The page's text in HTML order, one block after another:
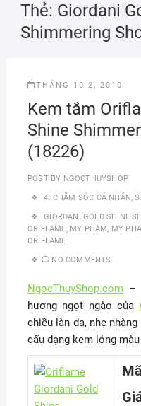
Thẻ: Giordani
Shimmering
THÁNG 10 2, 2010
Kem tắm
Shine
(18226)
POST BY NGOCTHUYSHOP
4. CHĂM SÓC CÁ NHÂN,
GIORDANI GOLD SHINE
ORIFLAME, MY PHAM, MY
ORIFLAME
NO COMMENTS
NgocThuyShop.com–
hương ngọt ngào của
chiều làn da, nhẹ
cấu dạng kem lỏng